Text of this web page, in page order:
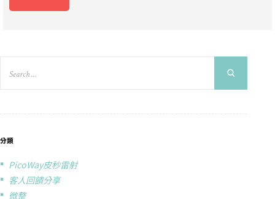
分類
PicoWay皮秒雷射
客人回饋分享
微整